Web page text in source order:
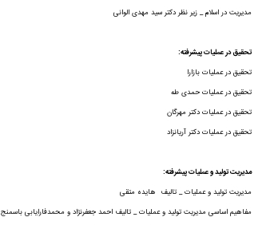
مدیریت در اسلام _ زیر نظر دکتر سید مهدی الوانی
تحقیق در عملیات پیشرفته:
تحقیق در عملیات بازارا
تحقیق در عملیات حمدی طه
تحقیق در عملیات دکتر مهرگان
تحقیق در عملیات دکتر آریانزاد
مدیریت تولید و عملیات پیشرفته:
مدیریت تولید و عملیات _ تالیف هایده متقی
مفاهیم اساسی مدیریت تولید و عملیات _ تالیف احمد جعفرنژاد و محمدفارایابی باسمنج